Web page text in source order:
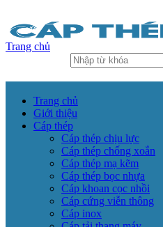
Trang chủ
Trang chủ
Giới thiệu
Cáp thép
Cáp thép chịu lực
Cáp thép chống xoắn
Cáp thép mạ kẽm
Cáp thép bọc nhựa
Cáp khoan cọc nhồi
Cáp cứng viễn thông
Cáp inox